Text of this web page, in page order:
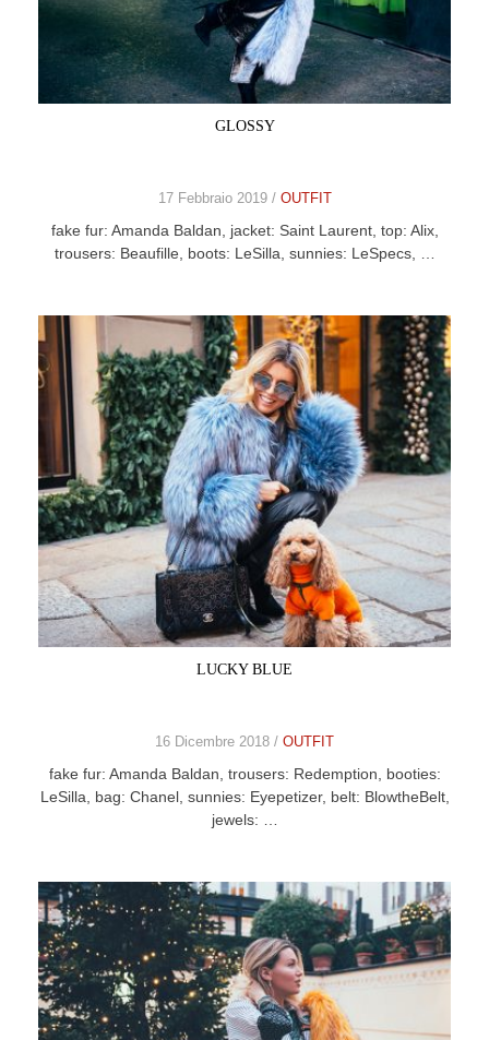
PARTIES
CELEB
ARCHIVES
CONTACT
HOME
GLOSSY
17 Febbraio 2019 / OUTFIT
fake fur: Amanda Baldan, jacket: Saint Laurent, top: Alix,
trousers: Beaufille, boots: LeSilla, sunnies: LeSpecs, …
LUCKY BLUE
16 Dicembre 2018 / OUTFIT
fake fur: Amanda Baldan, trousers: Redemption, booties:
LeSilla, bag: Chanel, sunnies: Eyepetizer, belt: BlowtheBelt,
jewels: …